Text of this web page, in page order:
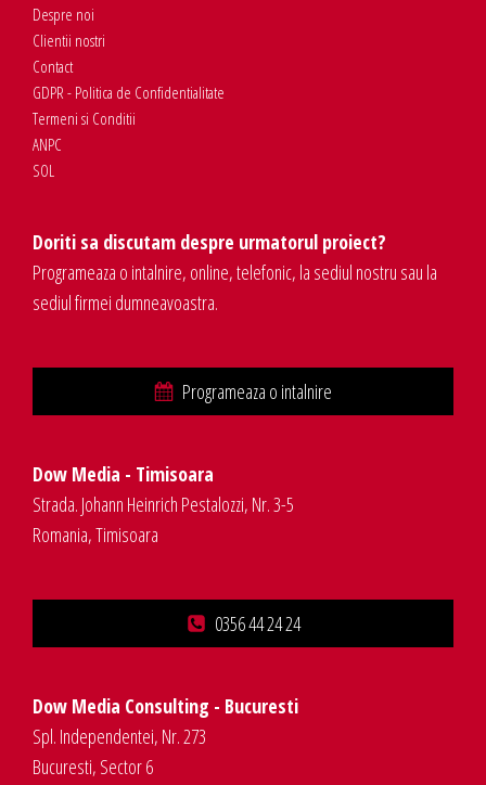
Despre noi
Clientii nostri
Contact
GDPR - Politica de Confidentialitate
Termeni si Conditii
ANPC
SOL
Doriti sa discutam despre urmatorul proiect?
Programeaza o intalnire, online, telefonic, la sediul nostru sau la
sediul firmei dumneavoastra.
Programeaza o intalnire
Dow Media - Timisoara
Strada. Johann Heinrich Pestalozzi, Nr. 3-5
Romania, Timisoara
0356 44 24 24
Dow Media Consulting - Bucuresti
Spl. Independentei, Nr. 273
Bucuresti, Sector 6